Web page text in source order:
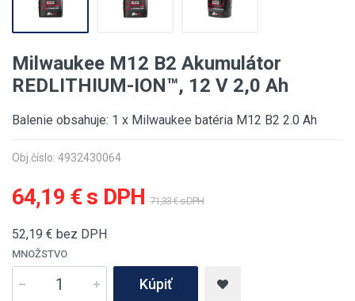
Milwaukee M12 B2 Akumulátor
REDLITHIUM-ION™, 12 V 2,0 Ah
Balenie obsahuje: 1 x Milwaukee batéria M12 B2 2.0 Ah
Obj.číslo: 4932430064
64,19 € s DPH 71,33 € s DPH
52,19 € bez DPH
MNOŽSTVO
Kúpiť